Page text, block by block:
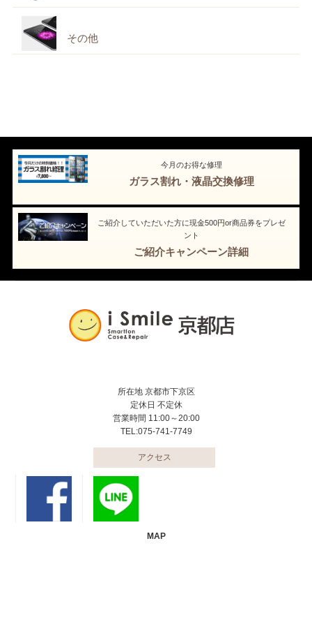
その他
今月のお得な修理
ガラス割れ・液晶交換修理
ご紹介していただいた方に現金500円or商品券をプレゼ
ント
ご紹介キャンペーン詳細
所在地 京都市下京区
定休日 不定休
営業時間 11:00～20:00
TEL:075-741-7749
アクセス
MAP